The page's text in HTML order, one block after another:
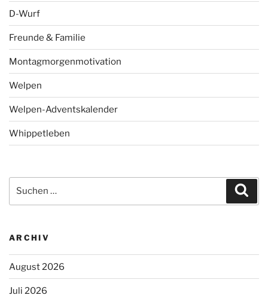
D-Wurf
Freunde & Familie
Montagmorgenmotivation
Welpen
Welpen-Adventskalender
Whippetleben
nach:
ARCHIV
August 2026
Juli 2026